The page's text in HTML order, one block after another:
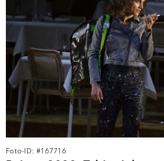
Foto-ID: #167716